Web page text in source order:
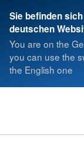
Sie befinden
deutschen
You are on the
you can use the
the English one